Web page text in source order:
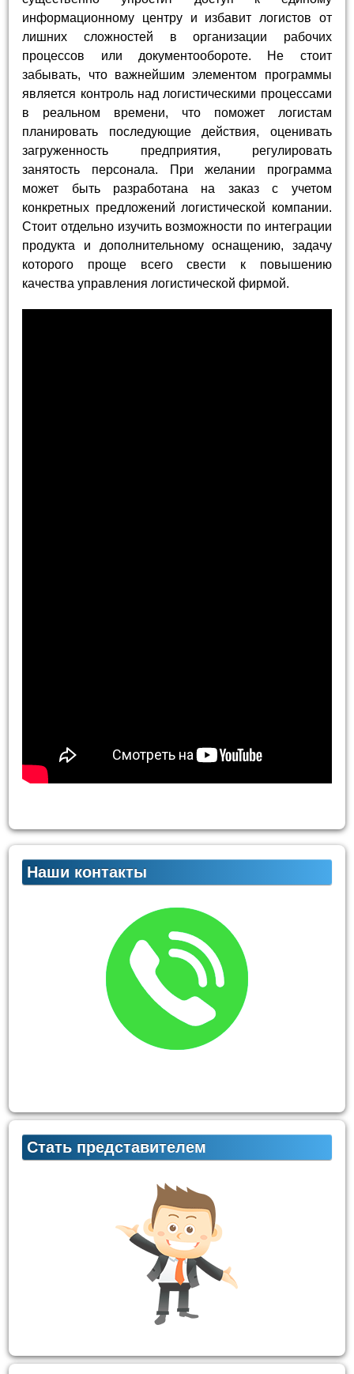
информационному центру и избавит логистов от
лишних сложностей в организации рабочих
процессов или документообороте. Не стоит
забывать, что важнейшим элементом программы
является контроль над логистическими процессами
в реальном времени, что поможет логистам
планировать последующие действия, оценивать
загруженность предприятия, регулировать
занятость персонала. При желании программа
может быть разработана на заказ с учетом
конкретных предложений логистической компании.
Стоит отдельно изучить возможности по интеграции
продукта и дополнительному оснащению, задачу
которого проще всего свести к повышению
качества управления логистической фирмой.
Наши контакты
Стать представителем